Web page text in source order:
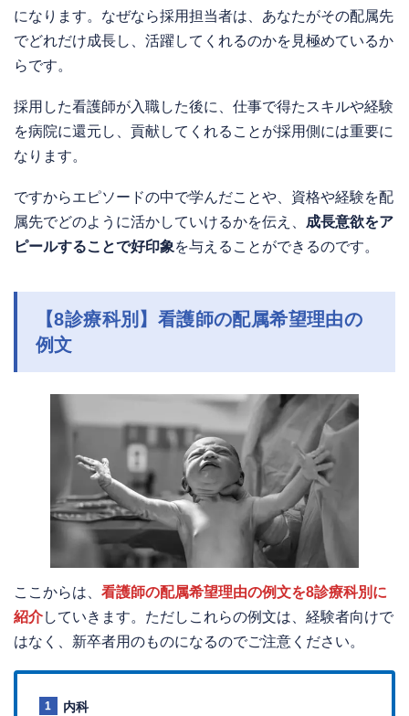
になります。なぜなら採用担当者は、あなたがその配属先
でどれだけ成長し、活躍してくれるのかを見極めているか
らです。
採用した看護師が入職した後に、仕事で得たスキルや経験
を病院に還元し、貢献してくれることが採用側には重要に
なります。
ですからエピソードの中で学んだことや、資格や経験を配
属先でどのように活かしていけるかを伝え、 成長意欲をア
ピールすることで好印象を与えることができるのです。
【8診療科別】看護師の配属希望理由の
例文
ここからは、 看護師の配属希望理由の例文を8診療科別に
紹介していきます。ただしこれらの例文は、経験者向けで
はなく、新卒者用のものになるのでご注意ください。
内科